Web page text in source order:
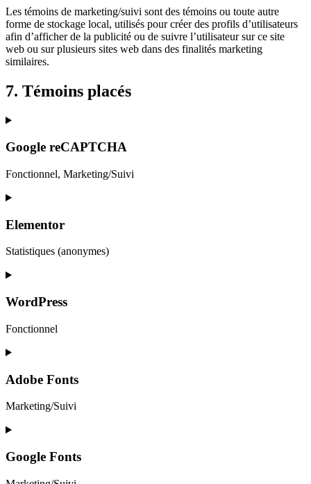
Les témoins de marketing/suivi sont des témoins ou toute autre
forme de stockage local, utilisés pour créer des profils d’utilisateurs
afin d’afficher de la publicité ou de suivre l’utilisateur sur ce site
web ou sur plusieurs sites web dans des finalités marketing
similaires.
7. Témoins placés
Google reCAPTCHA
Fonctionnel, Marketing/Suivi
Consent
service
recaptcha
Elementor
Statistiques (anonymes)
Consent
service
WordPress
Fonctionnel
Consent
service
Adobe Fonts
Marketing/Suivi
Consent
service
adobe-
fonts
Google Fonts